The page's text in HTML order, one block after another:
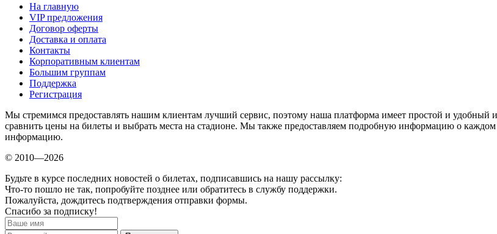
На главную
VIP предложения
Договор оферты
Доставка и оплата
Контакты
Корпоративным клиентам
Большим группам
Поддержка
Регистрация
Мы стремимся предоставлять нашим клиентам лучший сервис, поэтому наша платформа имеет простой и удобный
сравнить цены на билеты и выбрать места на стадионе. Мы также предоставляем подробную информацию о
информацию.
© 2010—2026
Будьте в курсе последних новостей о билетах, подписавшись на нашу рассылку:
Что-то пошло не так, попробуйте позднее или обратитесь в службу поддержки.
Пожалуйста, дождитесь подтверждения отправки формы.
Спасибо за подписку!